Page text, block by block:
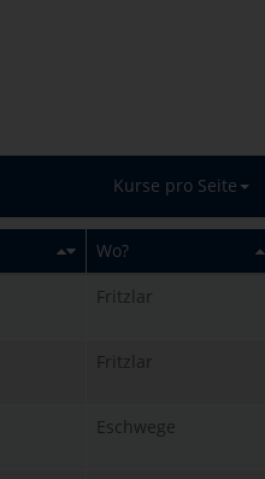
Kurse pro Seite
Wo?
Fritzlar
Fritzlar
Eschwege